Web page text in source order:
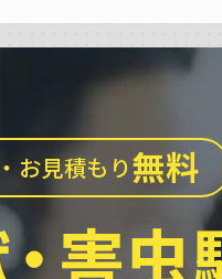
お見積もり無料
・害虫